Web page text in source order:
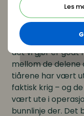
Les
som allerede
men heller lager
- Forsvaret har i
kunder som kan
det vi gjør er godt
mellom de delene
tiårene har vært
faktisk krig – og
vært ute i
bunnlinje der. Det